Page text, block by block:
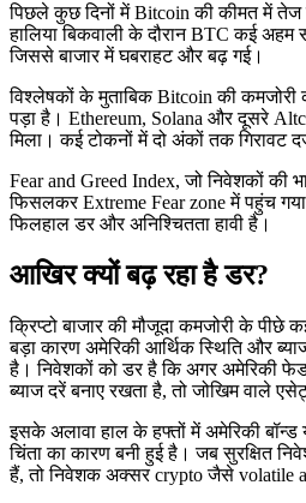
पिछले कुछ दिनों में Bitcoin की कीमत में तेज
हालिया बिकवाली के दौरान BTC कई अहम
जिससे बाजार में घबराहट और बढ़ गई।
विश्लेषकों के मुताबिक Bitcoin की
पड़ा है। Ethereum, Solana और दूसरे
मिला। कई टोकनों में दो अंकों तक गिरावट
Fear and Greed Index, जो निवेशकों की
फिसलकर Extreme Fear zone में पहुंच
फिलहाल डर और अनिश्चितता हावी है।
आखिर क्यों बढ़ रहा है डर?
क्रिप्टो बाजार की मौजूदा कमजोरी के
बड़ा कारण अमेरिकी आर्थिक स्थिति और
है। निवेशकों को डर है कि अगर अमेरिकी
ब्याज दरें बनाए रखता है, तो जोखिम वाले
इसके अलावा हाल के हफ्तों में अमेरिकी बॉन्ड
चिंता का कारण बनी हुई है। जब सुरक्षित
हैं, तो निवेशक अक्सर crypto जैसे volatile